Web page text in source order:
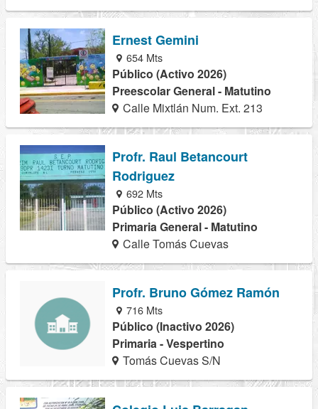
Ernest Gemini
654 Mts
Público (Activo 2026)
Preescolar General - Matutino
Calle Mixtlán Num. Ext. 213
Profr. Raul Betancourt
Rodriguez
692 Mts
Público (Activo 2026)
Primaria General - Matutino
Calle Tomás Cuevas
Profr. Bruno Gómez Ramón
716 Mts
Público (Inactivo 2026)
Primaria - Vespertino
Tomás Cuevas S/N